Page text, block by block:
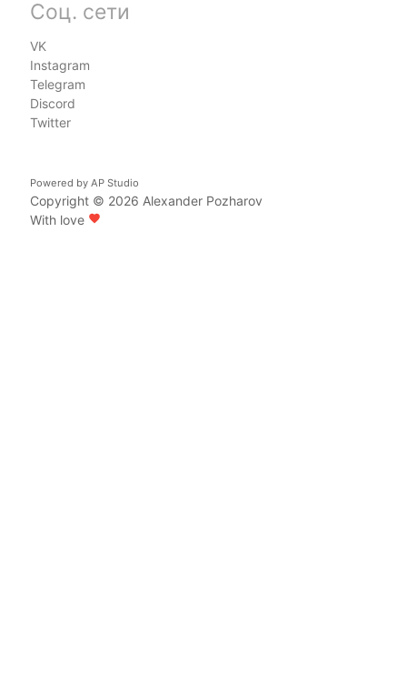
Соц. сети
VK
Instagram
Telegram
Discord
Twitter
Powered by AP Studio
Copyright © 2026 Alexander Pozharov
With love favorite